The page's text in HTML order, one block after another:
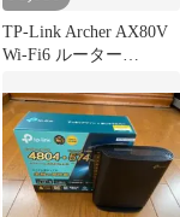
TP-Link Archer AX80V
Wi-Fi6 ルーター
8885020627176